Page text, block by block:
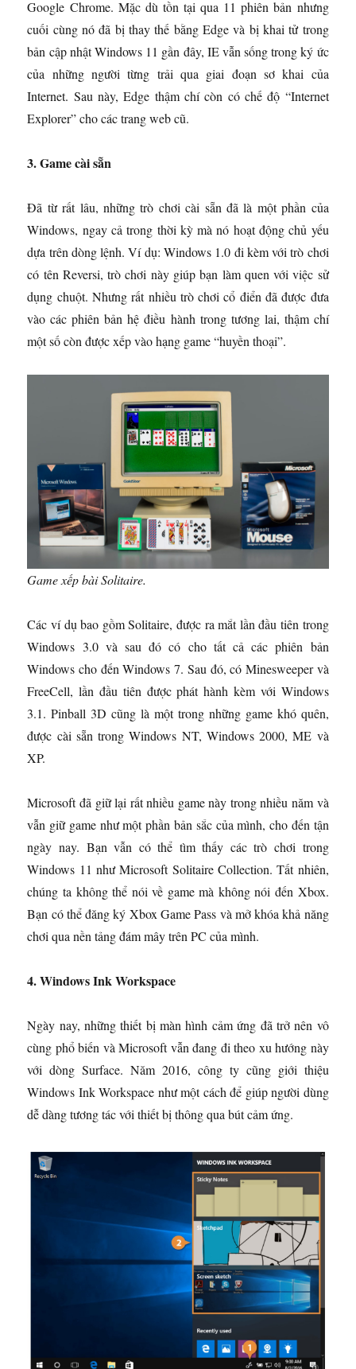
Google Chrome. Mặc dù tồn tại qua 11 phiên bản nhưng
cuối cùng nó đã bị thay thế bằng Edge và bị khai tử trong
bản cập nhật Windows 11 gần đây, IE vẫn sống trong ký ức
của những người từng trải qua giai đoạn sơ khai của
Internet. Sau này, Edge thậm chí còn có chế độ “Internet
Explorer” cho các trang web cũ.
3. Game cài sẵn
Đã từ rất lâu, những trò chơi cài sẵn đã là một phần của
Windows, ngay cả trong thời kỳ mà nó hoạt động chủ yếu
dựa trên dòng lệnh. Ví dụ: Windows 1.0 đi kèm với trò chơi
có tên Reversi, trò chơi này giúp bạn làm quen với việc sử
dụng chuột. Nhưng rất nhiều trò chơi cổ điển đã được đưa
vào các phiên bản hệ điều hành trong tương lai, thậm chí
một số còn được xếp vào hạng game “huyền thoại”.
Game xếp bài Solitaire.
Các ví dụ bao gồm Solitaire, được ra mắt lần đầu tiên trong
Windows 3.0 và sau đó có cho tất cả các phiên bản
Windows cho đến Windows 7. Sau đó, có Minesweeper và
FreeCell, lần đầu tiên được phát hành kèm với Windows
3.1. Pinball 3D cũng là một trong những game khó quên,
được cài sẵn trong Windows NT, Windows 2000, ME và
XP.
Microsoft đã giữ lại rất nhiều game này trong nhiều năm và
vẫn giữ game như một phần bản sắc của mình, cho đến tận
ngày nay. Bạn vẫn có thể tìm thấy các trò chơi trong
Windows 11 như Microsoft Solitaire Collection. Tất nhiên,
chúng ta không thể nói về game mà không nói đến Xbox.
Bạn có thể đăng ký Xbox Game Pass và mở khóa khả năng
chơi qua nền tảng đám mây trên PC của mình.
4. Windows Ink Workspace
Ngày nay, những thiết bị màn hình cảm ứng đã trở nên vô
cùng phổ biến và Microsoft vẫn đang đi theo xu hướng này
với dòng Surface. Năm 2016, công ty cũng giới thiệu
Windows Ink Workspace như một cách để giúp người dùng
dễ dàng tương tác với thiết bị thông qua bút cảm ứng.